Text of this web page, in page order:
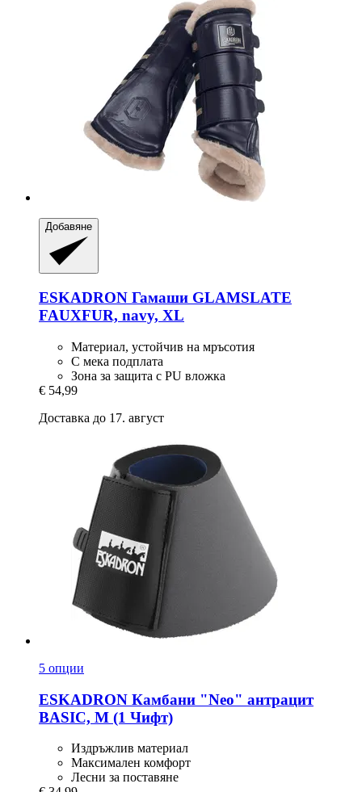
Добавяне
ESKADRON Гамаши GLAMSLATE
FAUXFUR, navy, XL
Материал, устойчив на мръсотия
С мека подплата
Зона за защита с PU вложка
€ 54,99
Доставка до 17. август
5 опции
ESKADRON Камбани "Neo" антрацит
BASIC, M (1 Чифт)
Издръжлив материал
Максимален комфорт
Лесни за поставяне